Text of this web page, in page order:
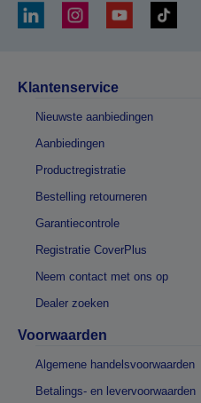
Klantenservice
Nieuwste aanbiedingen
Aanbiedingen
Productregistratie
Bestelling retourneren
Garantiecontrole
Registratie CoverPlus
Neem contact met ons op
Dealer zoeken
Voorwaarden
Algemene handelsvoorwaarden
Betalings- en levervoorwaarden